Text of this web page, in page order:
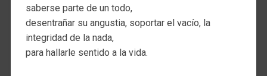
saberse parte de un todo,
desentrañar su angustia, soportar el vacío, la
integridad de la nada,
para hallarle sentido a la vida.